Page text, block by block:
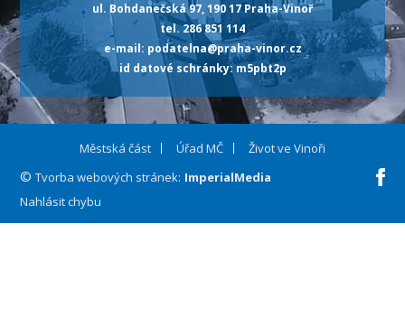
ul. Bohdanečská 97, 190 17 Praha-Vinoř
tel. 286 851 114
e-mail: podatelna@praha-vinor.cz
id datové schránky: m5pbt2p
©Tvorba webových stránek: ImperialMedia
Městská část Úřad MČ Život ve Vinoři
Nahlásit chybu